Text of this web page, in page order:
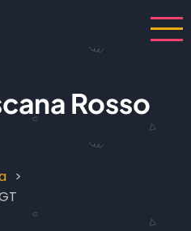
Rosso